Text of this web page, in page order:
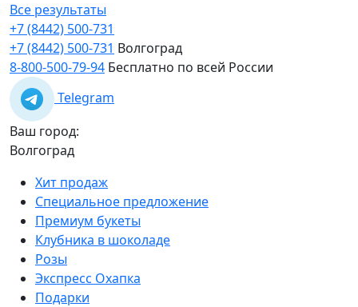
Все результаты
+7 (8442) 500-731
+7 (8442) 500-731 Волгоград
8-800-500-79-94 Бесплатно по всей России
Telegram
Ваш город:
Волгоград
Хит продаж
Специальное предложение
Премиум букеты
Клубника в шоколаде
Розы
Экспресс Охапка
Подарки